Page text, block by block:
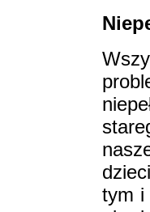
tym i